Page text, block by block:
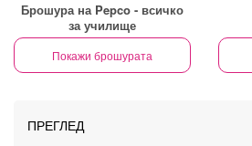
Брошура на Pepco - всичко
за училище
Покажи брошурата
ПРЕГЛЕД